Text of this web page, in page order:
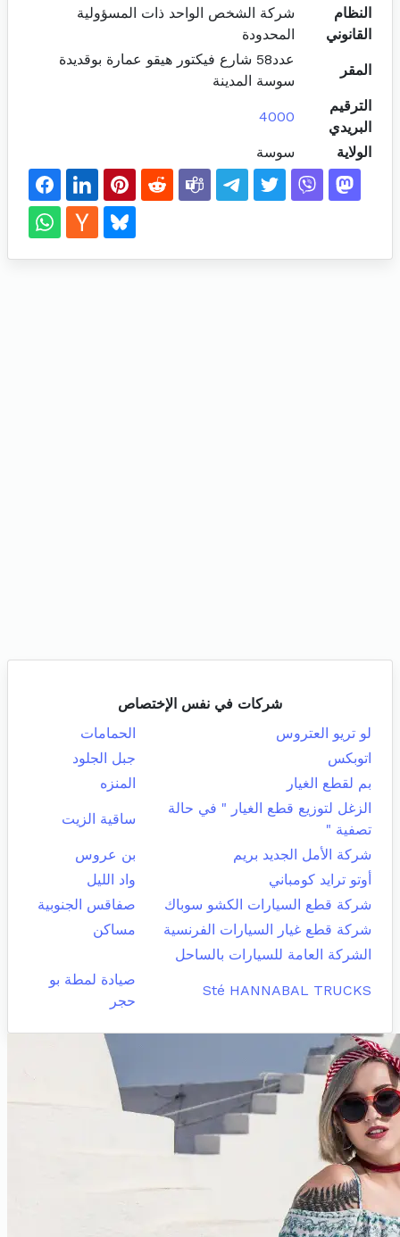
النظام
القانوني
شركة الشخص الواحد ذات المسؤولية
المحدودة
المقر
عدد58 شارع فيكتور هيقو عمارة بوقديدة
سوسة المدينة
الترقيم
البريدي
4000
الولاية سوسة
شركات في نفس الإختصاص
لو تريو العتروس
الحمامات
اتوبكس
جبل الجلود
بم لقطع الغيار
المنزه
الزغل لتوزيع قطع الغيار " في حالة
تصفية "
ساقية الزيت
شركة الأمل الجديد بريم
بن عروس
أوتو ترايد كومباني
واد الليل
شركة قطع السيارات الكشو سوباك
صفاقس الجنوبية
شركة قطع غيار السيارات الفرنسية
مساكن
الشركة العامة للسيارات بالساحل
Sté HANNABAL TRUCKS
صيادة لمطة بو
حجر